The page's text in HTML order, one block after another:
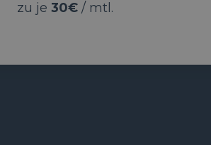
zu je 30€ / mtl.